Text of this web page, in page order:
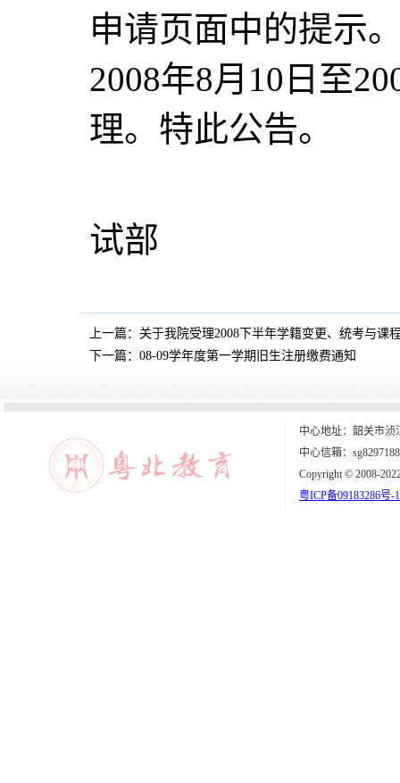
申请页面中的提示
2008年8月10日至
理。特此公告。
试部
上一篇： 关于我院受理2008下半年学籍变更、统考与课
下一篇： 08-09学年度第一学期旧生注册缴费通知
中心地址：韶关市
中心信箱：
Copyright © 2008-
粤ICP备09183286号-1